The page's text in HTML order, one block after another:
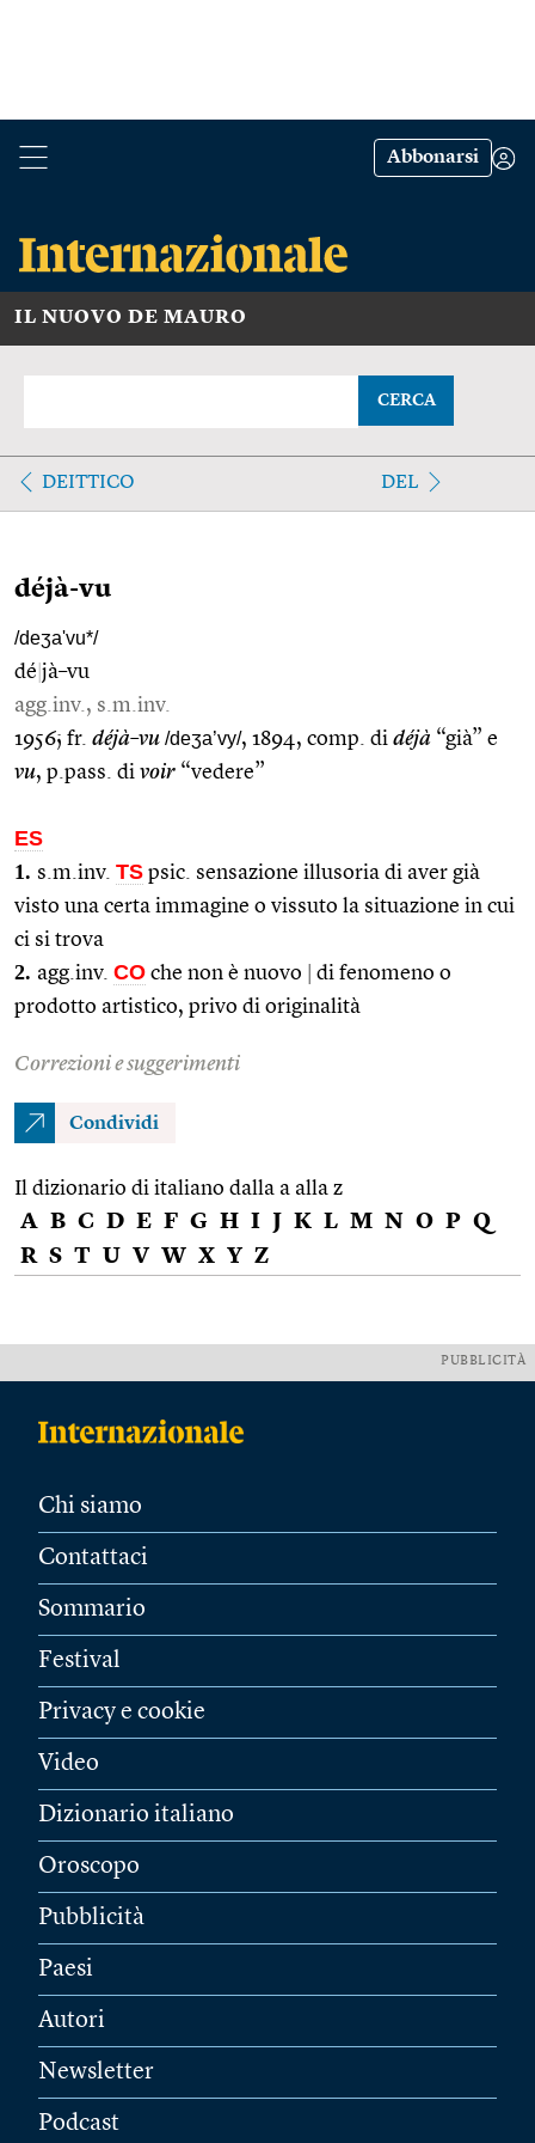
Abbonarsi
IL NUOVO DE MAURO
CERCA
DEITTICO DEL
déjà-vu
/deʒa'vu*/
dé jà–vu
agg.inv., s.m.inv.
1956; fr. déjà–vu /deʒa’vy/, 1894, comp. di déjà “già” e
vu, p.pass. di voir “vedere”
ES
1. s.m.inv. TS psic. sensazione illusoria di aver già
visto una certa immagine o vissuto la situazione in cui
ci si trova
2. agg.inv. CO che non è nuovo
di fenomeno o
prodotto artistico, privo di originalità
Correzioni e suggerimenti
Condividi
Il dizionario di italiano dalla a alla z
A B C D E F G H I J K L M N O P Q
R S T U V W X Y Z
PUBBLICITÀ
Chi siamo
Contattaci
Sommario
Festival
Privacy e cookie
Video
Dizionario italiano
Oroscopo
Pubblicità
Paesi
Autori
Newsletter
Podcast